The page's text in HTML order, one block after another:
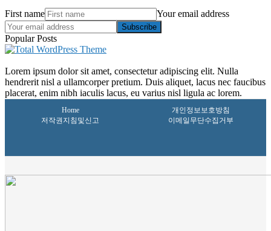
First name Your email address
Subscribe
Popular Posts
Lorem ipsum dolor sit amet, consectetur adipiscing elit. Nulla
hendrerit nisl a ullamcorper pretium. Duis aliquet, lacus nec faucibus
placerat, enim nibh iaculis lacus, eu varius nisl ligula ac lorem.
Home
개인정보보호방침
저작권지침및신고
이메일무단수집거부